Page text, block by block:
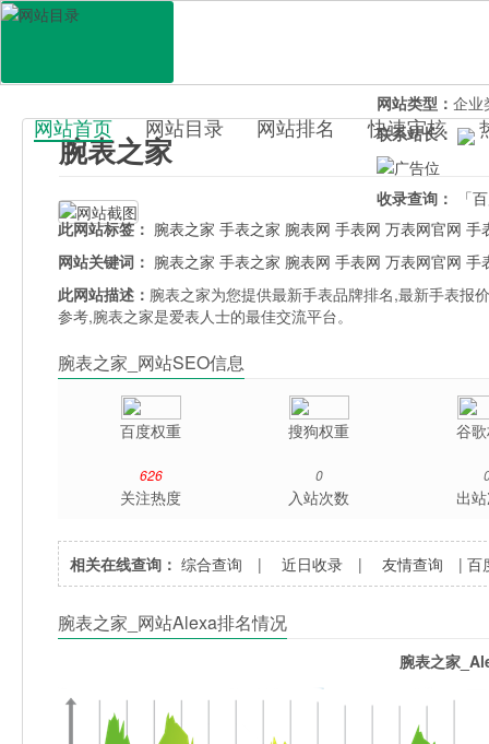
百科目录
网站首页 网站目录 网站排名 快速审核
腕表之家
网站类型： 企业
联系站长：
收录查询：
「
此网站标签： 腕表之家 手表之家 腕表网 手表网 万表网官网 手
网站关键词： 腕表之家 手表之家 腕表网 手表网 万表网官网 手
此网站描述： 腕表之家为您提供最新手表品牌排名,最新手表报
参考,腕表之家是爱表人士的最佳交流平台。
腕表之家_网站SEO信息
百度权重 搜狗权重 谷
626
关注热度
0
入站次数 出
相关在线查询： 综合查询 |近日收录 |友情查询 |百
腕表之家_网站Alexa排名情况
腕表之家